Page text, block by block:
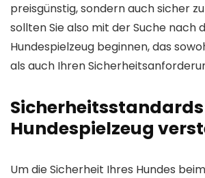
preisgünstig, sondern auch sicher
sollten Sie also mit der Suche nach
Hundespielzeug beginnen, das
als auch Ihren
Hundespielzeug
Um die Sicherheit Ihres Hundes